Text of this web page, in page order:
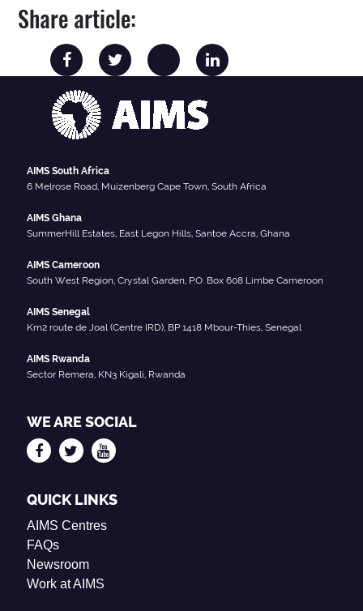
Share article:
AIMS South Africa
6 Melrose Road, Muizenberg Cape Town, South Africa
AIMS Ghana
SummerHill Estates, East Legon Hills, Santoe Accra, Ghana
AIMS Cameroon
South West Region, Crystal Garden, P.O. Box 608 Limbe Cameroon
AIMS Senegal
Km2 route de Joal (Centre IRD), BP 1418 Mbour-Thies, Senegal
AIMS Rwanda
Sector Remera, KN3 Kigali, Rwanda
WE ARE SOCIAL
QUICK LINKS
AIMS Centres
FAQs
Newsroom
Work at AIMS